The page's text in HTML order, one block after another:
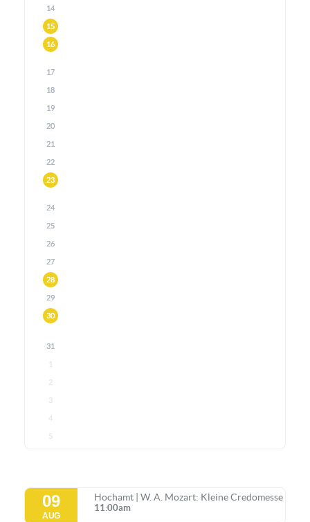
14
15
16
17
18
19
20
21
22
23
24
25
26
27
28
29
30
31
1
2
3
4
5
09
AUG
Hochamt | W. A. Mozart: Kleine Credomesse
11:00am